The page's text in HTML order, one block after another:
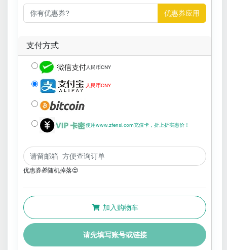
优惠券应用
支付方式
人民币CNY
人民币CNY
使用www.zfensi.com充值卡，折上折实惠价！
优惠券🎁随机掉落😍
加入购物车
请先填写账号或链接